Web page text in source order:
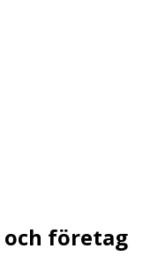
och företag